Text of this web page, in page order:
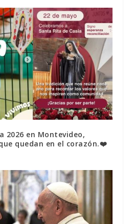
2026 en Montevideo,
quedan en el corazón.❤️